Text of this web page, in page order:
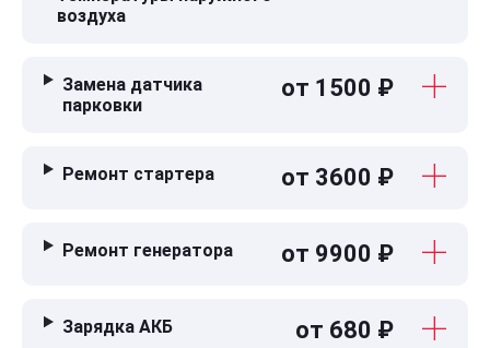
воздуха
Замена датчика
парковки
от 1500 ₽
Ремонт стартера от 3600 ₽
Ремонт генератора от 9900 ₽
Зарядка АКБ от 680 ₽